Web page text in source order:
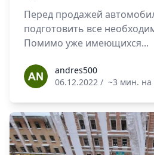
Перед продажей
подготовить все
Помимо уже имеющихся...
andres500andres500
06.12.2022 / ~3 мин.